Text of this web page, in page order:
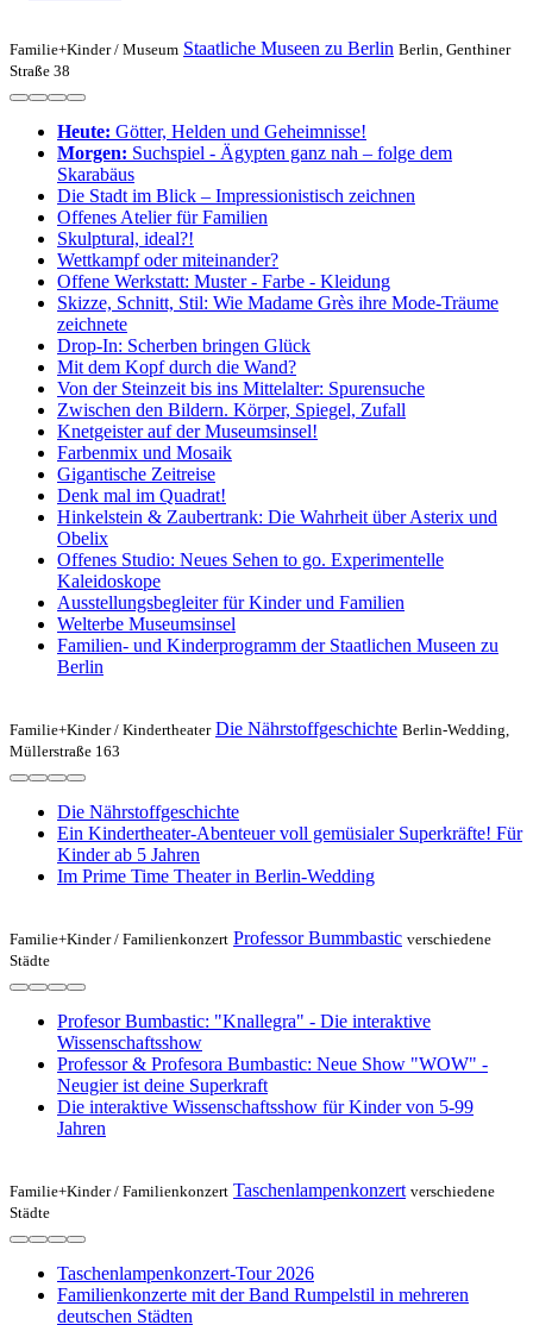
Familie+Kinder / Museum Staatliche Museen zu Berlin Berlin, Genthiner
Straße 38
Heute: Götter, Helden und Geheimnisse!
Morgen: Suchspiel - Ägypten ganz nah – folge dem
Skarabäus
Die Stadt im Blick – Impressionistisch zeichnen
Offenes Atelier für Familien
Skulptural, ideal?!
Wettkampf oder miteinander?
Offene Werkstatt: Muster - Farbe - Kleidung
Skizze, Schnitt, Stil: Wie Madame Grès ihre Mode-Träume
zeichnete
Drop-In: Scherben bringen Glück
Mit dem Kopf durch die Wand?
Von der Steinzeit bis ins Mittelalter: Spurensuche
Zwischen den Bildern. Körper, Spiegel, Zufall
Knetgeister auf der Museumsinsel!
Farbenmix und Mosaik
Gigantische Zeitreise
Denk mal im Quadrat!
Hinkelstein & Zaubertrank: Die Wahrheit über Asterix und
Obelix
Offenes Studio: Neues Sehen to go. Experimentelle
Kaleidoskope
Ausstellungsbegleiter für Kinder und Familien
Welterbe Museumsinsel
Familien- und Kinderprogramm der Staatlichen Museen zu
Berlin
Familie+Kinder / Kindertheater Die Nährstoffgeschichte Berlin-Wedding,
Müllerstraße 163
Die Nährstoffgeschichte
Ein Kindertheater-Abenteuer voll gemüsialer Superkräfte! Für
Kinder ab 5 Jahren
Im Prime Time Theater in Berlin-Wedding
Familie+Kinder / Familienkonzert Professor Bummbastic verschiedene
Städte
Profesor Bumbastic: "Knallegra" - Die interaktive
Wissenschaftsshow
Professor & Profesora Bumbastic: Neue Show "WOW" -
Neugier ist deine Superkraft
Die interaktive Wissenschaftsshow für Kinder von 5-99
Jahren
Familie+Kinder / Familienkonzert Taschenlampenkonzert verschiedene
Städte
Taschenlampenkonzert-Tour 2026
Familienkonzerte mit der Band Rumpelstil in mehreren
deutschen Städten